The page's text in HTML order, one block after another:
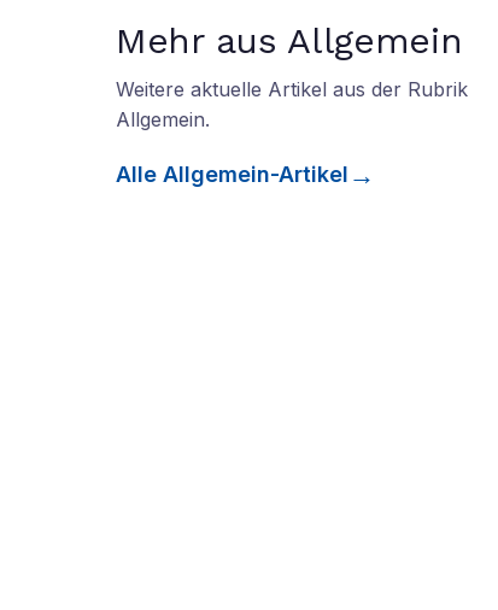
Mehr aus Allgemein
Weitere aktuelle Artikel aus der Rubrik
Allgemein.
Alle Allgemein-Artikel